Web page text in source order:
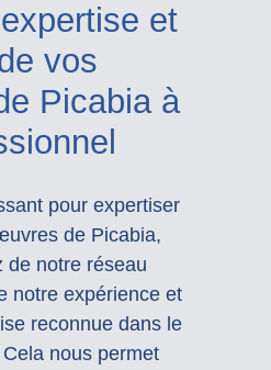
et
vos
Picabia à
pour expertiser
de Picabia,
de notre réseau
notre expérience et
reconnue dans le
Cela nous permet